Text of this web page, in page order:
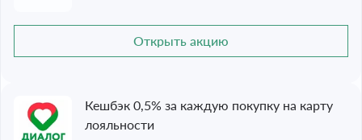
Открыть акцию
Кешбэк 0,5% за каждую покупку на карту
лояльности